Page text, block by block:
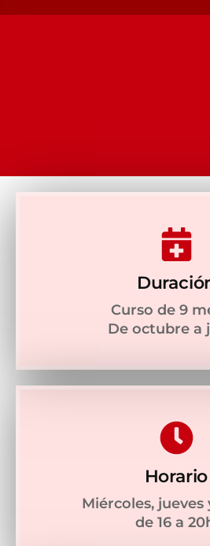
Curso de 9
De octubre a
Horario
Miércoles, jueves
de 16 a